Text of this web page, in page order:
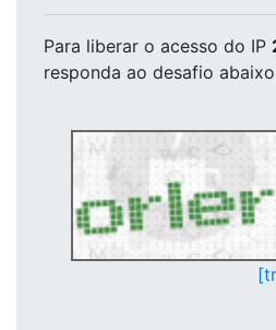
Para liberar o acesso do IP
responda ao desafio